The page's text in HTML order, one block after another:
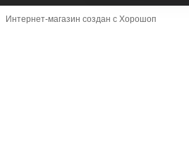
Интернет-магазин создан с Хорошоп